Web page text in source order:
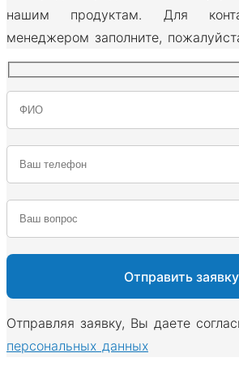
нашим продуктам. Для
менеджером заполните,
Отправляя заявку, Вы даете
персональных данных